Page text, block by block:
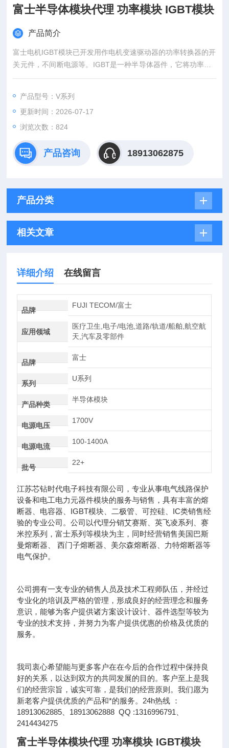
富士半导体模块代理 功率模块 IGBT模块
产品简介
富士电机IGBT模块已开发用作电机变速驱动器的功率转换器的开
关元件，不间断电源等。IGBT是一种半导体器件，它将功率MO
SFET的高速开关性能与双极晶体管的高电压/高电流处理能力相
产品型号：V系列
更新时间：2026-07-17
浏览次数：824
产品咨询 18913062875
产品分类
相关文章
详细介绍 在线留言
品牌
FUJI TECOM/富士
应用领域
医疗卫生,电子/电池,道路/轨道/船舶,航空航
天,汽车及零部件
品牌
富士
系列
U系列
产品种类
半导体模块
电源电压
1700V
电源电流
100-1400A
批号
22+
江苏芯钻时代电子科技有限公司，专业从事电气线路保护
设备和电工电力元器件模块的服务与销售，具有丰富的熔
断器、电容器、IGBT模块、二极管、可控硅、IC类销售经
验的专业公司。公司以代理分销艾赛斯、英飞凌系列、赛
米控系列，富士系列等模块为主，同时经营销售美国巴斯
曼熔断器、 西门子熔断器、美尔森熔断器、力特熔断器等
电气保护。
公司拥有一支专业的销售人员及技术工程师队伍，并经过
专业化的培训及严格的管理，形成良好的经营理念和服务
意识，能够为客户提供诸方案设计设计、器件选型等较为
专业的技术支持，并努力为客户提供优惠的价格及优质的
服务。
我司衷心希望能与更多客户在在今后的合作过程中保持良
好的关系，以达到双方的共同发展的目的。客户至上是我
们的经营宗旨，诚实可靠，是我们的经营原则。我们愿为
新老客户提供优质的产品和*的服务。24h热线 ：
18913062885、18913062888 QQ :1316996791、
2414434275
富士半导体模块代理 功率模块 IGBT模块